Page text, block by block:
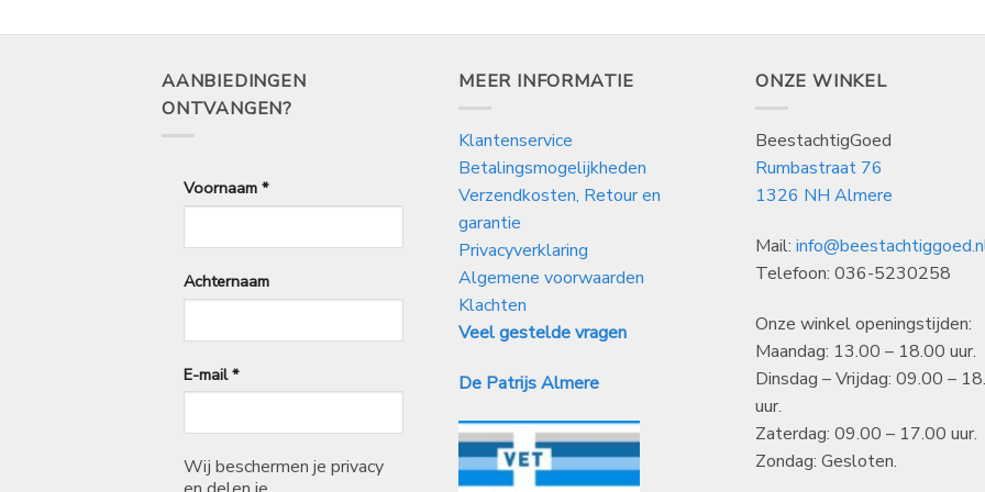
AANBIEDINGEN
ONTVANGEN?
Voornaam *
Achternaam
E-mail*
Wij beschermen je privacy
MEER INFORMATIE
Klantenservice
Betalingsmogelijkheden
Verzendkosten, Retour en
garantie
Privacyverklaring
Algemene voorwaarden
Klachten
Veel gestelde vragen
De Patrijs Almere
ONZE WINKEL
BeestachtigGoed
Rumbastraat 76
1326 NH Almere
Mail:
Telefoon: 036-5230258
Onze winkel openingstijden:
Maandag: 13.00 – 18.00 uur.
Dinsdag – Vrijdag: 09.00 –
uur.
Zaterdag: 09.00 – 17.00 uur.
Zondag: Gesloten.